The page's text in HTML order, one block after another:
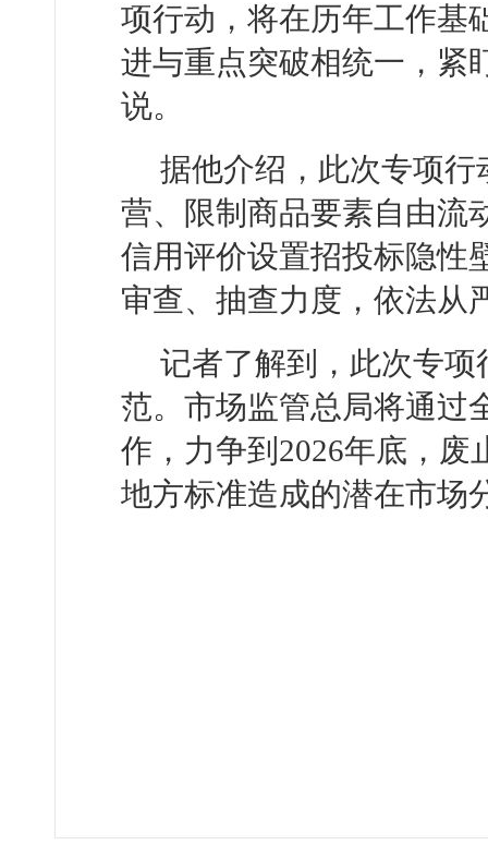
项行动，将在历年工作基
进与重点突破相统一，紧
说。
据他介绍，此次专项
营、限制商品要素自由流
信用评价设置招投标隐性
审查、抽查力度，依法从
记者了解到，此次专
范。市场监管总局将通过
作，力争到2026年底，
地方标准造成的潜在市场